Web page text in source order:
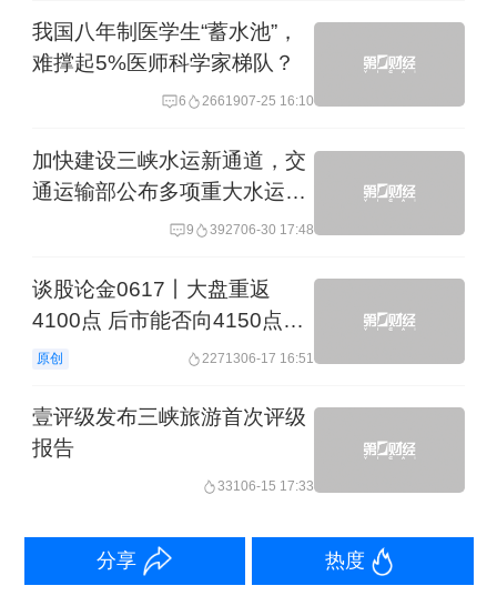
游旱情，三峡水库加大下泄流量，给下
游补水。蓄水后期，长江来水偏枯，基
本是来多少水就放多少水，所以没能蓄
“现在回顾起来，还是水库起蓄的时间太
晚，应该提前蓄水。”陆佑楣坦承。
吴道喜也相当认同提前蓄水的做法。他
表示，过去三峡工程调度规程为反季节
采取的“动态控制法”实际上是将“洪水资
源化”，减少汛期弃水量，这样不仅可以
态，还可确保在冬季枯水季节不占用下
我国八年制医学生“蓄水池”，
难撑起5%医师科学家梯队？
6 2661907-25 16:10
加快建设三峡水运新通道，交
通运输部公布多项重大水运项
9 392706-30 17:48
谈股论金0617丨大盘重返
4100点 后市能否向4150点发
起挑战？
原创 2271306-17 16:51
壹评级发布三峡旅游首次评级
报告
33106-15 17:33
分享 热度